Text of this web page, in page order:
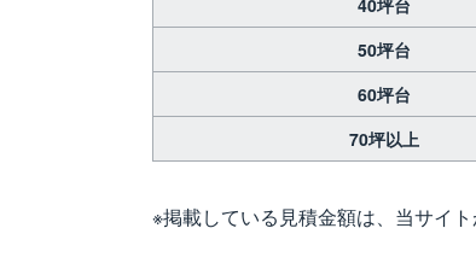
40坪台
50坪台
60坪台
70坪以上
※掲載している見積金額は、当サイ